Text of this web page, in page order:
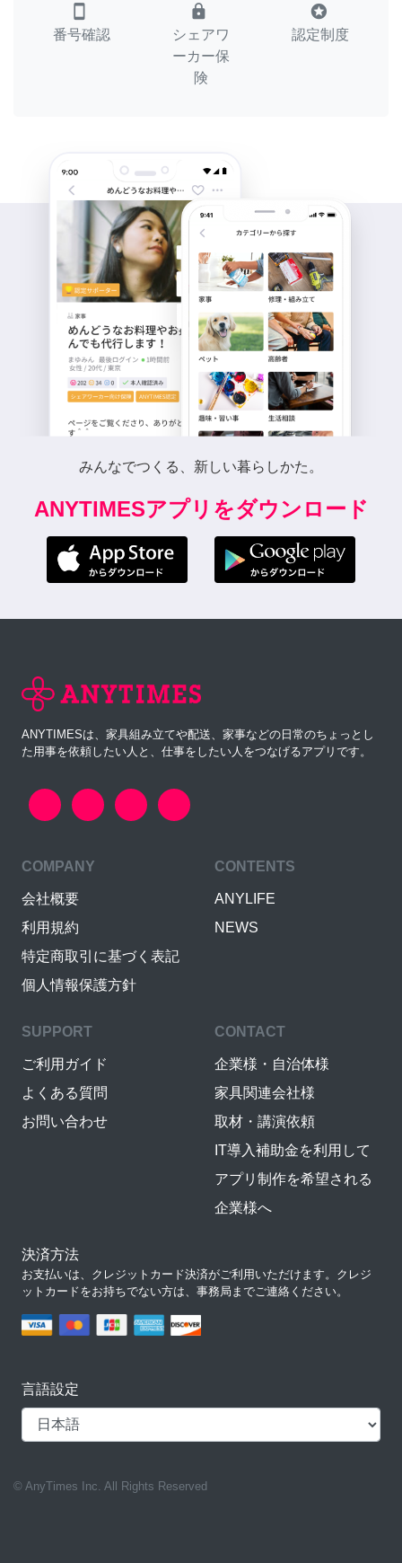
smartphone
番号確認
lock
シェアワ
ーカー保
険
stars
認定制度
みんなでつくる、新しい暮らしかた。
ANYTIMESアプリをダウンロード
ANYTIMESは、家具組み立てや配送、家事などの日常のちょっとし
た用事を依頼したい人と、仕事をしたい人をつなげるアプリです。
COMPANY
会社概要
利用規約
特定商取引に基づく表記
個人情報保護方針
CONTENTS
ANYLIFE
NEWS
SUPPORT
ご利用ガイド
よくある質問
お問い合わせ
CONTACT
企業様・自治体様
家具関連会社様
取材・講演依頼
IT導入補助金を利用して
アプリ制作を希望される
企業様へ
決済方法
お支払いは、クレジットカード決済がご利用いただけます。クレジ
ットカードをお持ちでない方は、事務局までご連絡ください。
言語設定
© AnyTimes Inc. All Rights Reserved